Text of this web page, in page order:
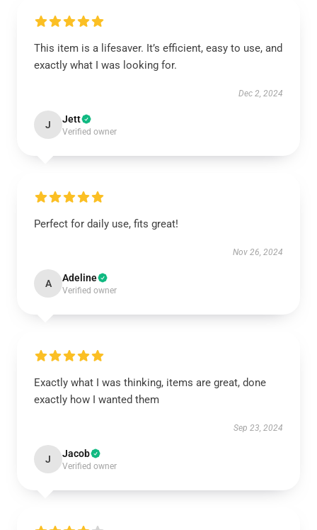
This item is a lifesaver. It’s efficient, easy to use, and
exactly what I was looking for.
Dec 2, 2024
J Jett
Verified owner
Perfect for daily use, fits great!
Nov 26, 2024
A Adeline
Verified owner
Exactly what I was thinking, items are great, done
exactly how I wanted them
Sep 23, 2024
J Jacob
Verified owner